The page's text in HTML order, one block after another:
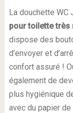
La douchette WC
pour toilette très
dispose des
d’envoyer et
confort assuré !
également de
plus hygiénique
avec du papier